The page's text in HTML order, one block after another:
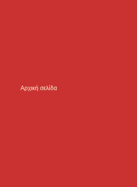
Αρχική σελίδα